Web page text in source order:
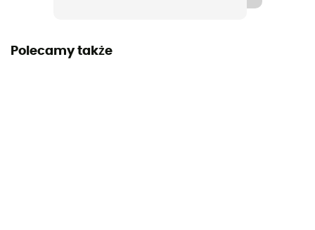
Polecamy także